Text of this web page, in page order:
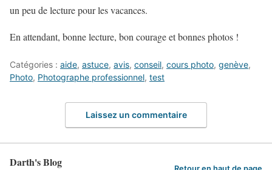
un peu de lecture pour les vacances.
En attendant, bonne lecture, bon courage et bonnes photos !
Catégories : aide, astuce, avis, conseil, cours photo, genève,
Photo, Photographe professionnel, test
Laissez un commentaire
Darth's Blog